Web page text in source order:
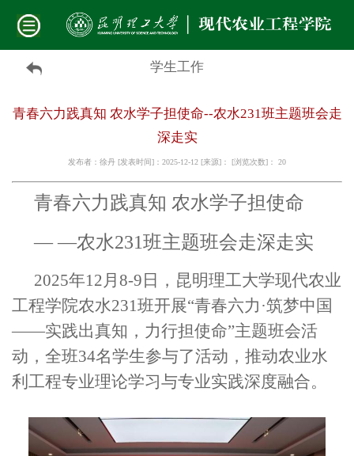
学生工作
​青春六力践真知 农水学子担使命--农水231班主题班会走
深走实
发布者：徐丹 [发表时间]：2025-12-12 [来源]： [浏览次数]： 20
青春六力践真知 农水学子担使命
— —农水231班主题班会走深走实
2025年12月8-9日，昆明理工大学现代农业
工程学院农水231班开展“青春六力·筑梦中国
——实践出真知，力行担使命”主题班会活
动，全班34名学生参与了活动，推动农业水
利工程专业理论学习与专业实践深度融合。